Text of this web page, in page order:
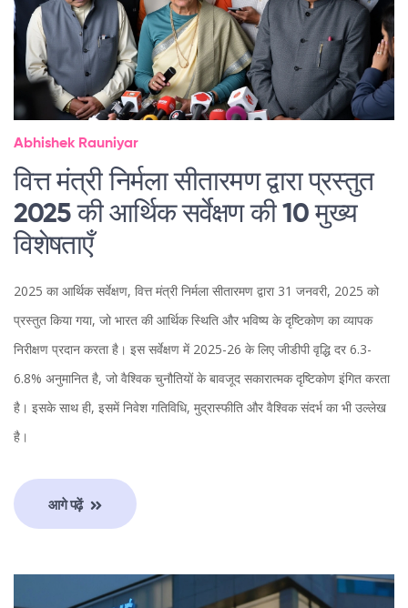
Abhishek Rauniyar
वित्त मंत्री निर्मला सीतारमण द्वारा प्रस्तुत
2025 की आर्थिक सर्वेक्षण की 10 मुख्य
विशेषताएँ
2025 का आर्थिक सर्वेक्षण, वित्त मंत्री निर्मला सीतारमण द्वारा 31 जनवरी, 2025 को
प्रस्तुत किया गया, जो भारत की आर्थिक स्थिति और भविष्य के दृष्टिकोण का व्यापक
निरीक्षण प्रदान करता है। इस सर्वेक्षण में 2025-26 के लिए जीडीपी वृद्धि दर 6.3-
6.8% अनुमानित है, जो वैश्विक चुनौतियों के बावजूद सकारात्मक दृष्टिकोण इंगित करता
है। इसके साथ ही, इसमें निवेश गतिविधि, मुद्रास्फीति और वैश्विक संदर्भ का भी उल्लेख
है।
आगे पढ़ें